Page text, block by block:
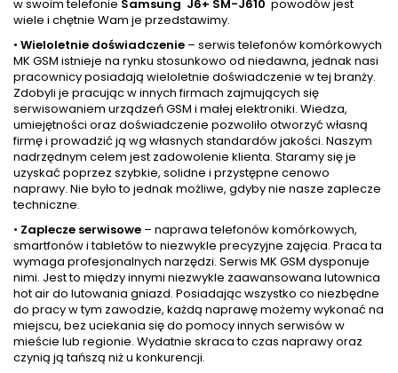
w swoim telefonie Samsung J6+ SM-J610 powodów jest
wiele i chętnie Wam je przedstawimy.
• Wieloletnie doświadczenie – serwis telefonów komórkowych
MK GSM istnieje na rynku stosunkowo od niedawna, jednak nasi
pracownicy posiadają wieloletnie doświadczenie w tej branży.
Zdobyli je pracując w innych firmach zajmujących się
serwisowaniem urządzeń GSM i małej elektroniki. Wiedza,
umiejętności oraz doświadczenie pozwoliło otworzyć własną
firmę i prowadzić ją wg własnych standardów jakości. Naszym
nadrzędnym celem jest zadowolenie klienta. Staramy się je
uzyskać poprzez szybkie, solidne i przystępne cenowo
naprawy. Nie było to jednak możliwe, gdyby nie nasze zaplecze
techniczne.
• Zaplecze serwisowe – naprawa telefonów komórkowych,
smartfonów i tabletów to niezwykle precyzyjne zajęcia. Praca ta
wymaga profesjonalnych narzędzi. Serwis MK GSM dysponuje
nimi. Jest to między innymi niezwykle zaawansowana lutownica
hot air do lutowania gniazd. Posiadając wszystko co niezbędne
do pracy w tym zawodzie, każdą naprawę możemy wykonać na
miejscu, bez uciekania się do pomocy innych serwisów w
mieście lub regionie. Wydatnie skraca to czas naprawy oraz
czynią ją tańszą niż u konkurencji.